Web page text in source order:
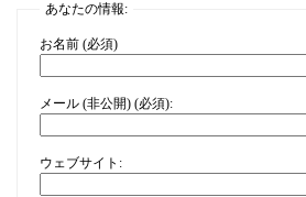
あなたの情報:
お名前 (必須)
メール (非公開) (必須):
ウェブサイト: